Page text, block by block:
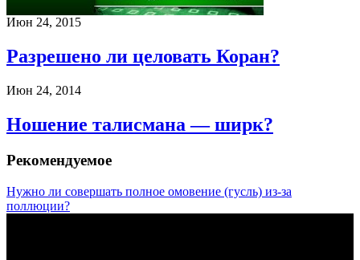
Июн 24, 2015
Разрешено ли целовать Коран?
Июн 24, 2014
Ношение талисмана — ширк?
Рекомендуемое
Нужно ли совершать полное омовение (гусль) из-за
поллюции?